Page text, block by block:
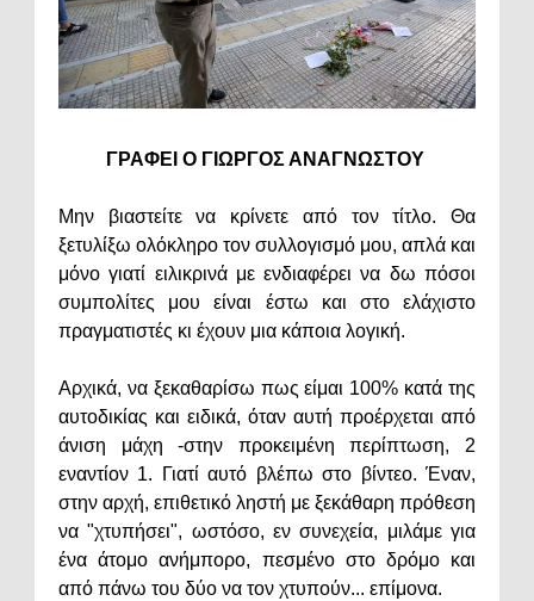
ΓΡΑΦΕΙ Ο ΓΙΩΡΓΟΣ ΑΝΑΓΝΩΣΤΟΥ
Μην βιαστείτε να κρίνετε από τον τίτλο. Θα
ξετυλίξω ολόκληρο τον συλλογισμό μου, απλά και
μόνο γιατί ειλικρινά με ενδιαφέρει να δω πόσοι
συμπολίτες μου είναι έστω και στο ελάχιστο
πραγματιστές κι έχουν μια κάποια λογική.
Αρχικά, να ξεκαθαρίσω πως είμαι 100% κατά της
αυτοδικίας και ειδικά, όταν αυτή προέρχεται από
άνιση μάχη -στην προκειμένη περίπτωση, 2
εναντίον 1. Γιατί αυτό βλέπω στο βίντεο. Έναν,
στην αρχή, επιθετικό ληστή με ξεκάθαρη πρόθεση
να "χτυπήσει", ωστόσο, εν συνεχεία, μιλάμε για
ένα άτομο ανήμπορο, πεσμένο στο δρόμο και
από πάνω του δύο να τον χτυπούν... επίμονα.